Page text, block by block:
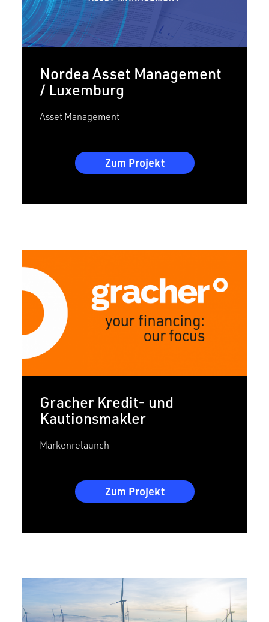
Nordea Asset Management
/ Luxemburg
Asset Management
Zum Projekt
Gracher Kredit- und
Kautionsmakler
Markenrelaunch
Zum Projekt